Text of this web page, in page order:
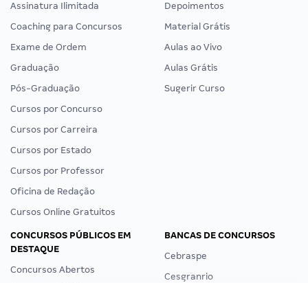
Assinatura Ilimitada
Coaching para Concursos
Exame de Ordem
Graduação
Pós-Graduação
Cursos por Concurso
Cursos por Carreira
Cursos por Estado
Cursos por Professor
Oficina de Redação
Cursos Online Gratuitos
Depoimentos
Material Grátis
Aulas ao Vivo
Aulas Grátis
Sugerir Curso
CONCURSOS PÚBLICOS EM
DESTAQUE
Concursos Abertos
BANCAS DE CONCURSOS
Cebraspe
Cesgranrio